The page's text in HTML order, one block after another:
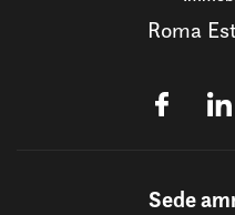
Roma
Sede